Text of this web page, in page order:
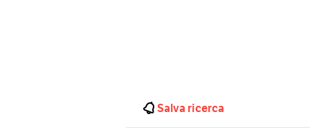
Salva ricerca